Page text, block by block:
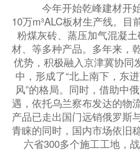
今年开始乾峰建材开始
10万m³ALC板材生产线。
粉煤灰砖、蒸压加气混凝
材、等多种产品。多年来，
优势，积极融入京津冀协同
中，形成了“北上南下，东
风”的格局。同时，借助中
遇，依托乌兰察布发达的物
产品已走出国门远销俄罗斯
青睐的同时，国内市场依旧
六省300多个施工工地，